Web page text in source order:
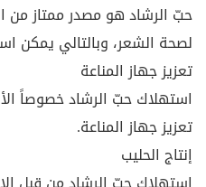
حبّ الرشاد هو مصدر ممتاز من
لصحة الشعر، وبالتالي يمكن
تعزيز جهاز المناعة
استهلاك حبّ الرشاد خصوصاً
تعزيز جهاز المناعة.
إنتاج الحليب